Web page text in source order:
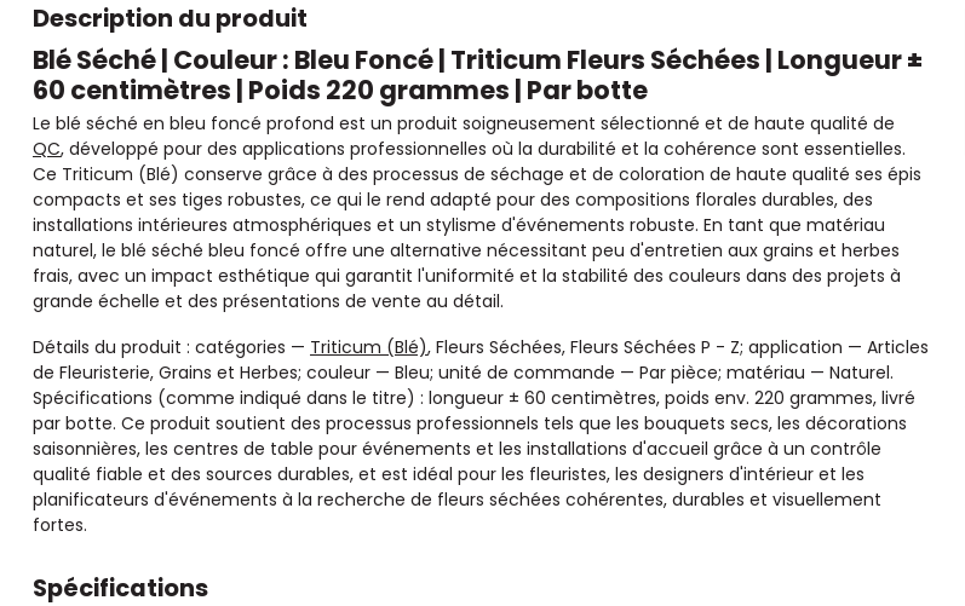
Description du produit
Blé Séché | Couleur : Bleu Foncé | Triticum Fleurs Séchées | Longueur ±
60 centimètres | Poids 220 grammes | Par botte
Le blé séché en bleu foncé profond est un produit soigneusement sélectionné et de haute qualité de
QC, développé pour des applications professionnelles où la durabilité et la cohérence sont essentielles.
Ce Triticum (Blé) conserve grâce à des processus de séchage et de coloration de haute qualité ses épis
compacts et ses tiges robustes, ce qui le rend adapté pour des compositions florales durables, des
installations intérieures atmosphériques et un stylisme d'événements robuste. En tant que matériau
naturel, le blé séché bleu foncé offre une alternative nécessitant peu d'entretien aux grains et herbes
frais, avec un impact esthétique qui garantit l'uniformité et la stabilité des couleurs dans des projets à
grande échelle et des présentations de vente au détail.
Détails du produit : catégories — Triticum (Blé), Fleurs Séchées, Fleurs Séchées P - Z; application — Articles
de Fleuristerie, Grains et Herbes; couleur — Bleu; unité de commande — Par pièce; matériau — Naturel.
Spécifications (comme indiqué dans le titre) : longueur ± 60 centimètres, poids env. 220 grammes, livré
par botte. Ce produit soutient des processus professionnels tels que les bouquets secs, les décorations
saisonnières, les centres de table pour événements et les installations d'accueil grâce à un contrôle
qualité fiable et des sources durables, et est idéal pour les fleuristes, les designers d'intérieur et les
planificateurs d'événements à la recherche de fleurs séchées cohérentes, durables et visuellement
fortes.
Spécifications